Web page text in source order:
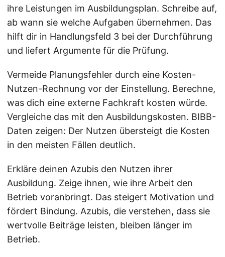
ihre Leistungen im Ausbildungsplan. Schreibe auf,
ab wann sie welche Aufgaben übernehmen. Das
hilft dir in Handlungsfeld 3 bei der Durchführung
und liefert Argumente für die Prüfung.
Vermeide Planungsfehler durch eine Kosten-
Nutzen-Rechnung vor der Einstellung. Berechne,
was dich eine externe Fachkraft kosten würde.
Vergleiche das mit den Ausbildungskosten. BIBB-
Daten zeigen: Der Nutzen übersteigt die Kosten
in den meisten Fällen deutlich.
Erkläre deinen Azubis den Nutzen ihrer
Ausbildung. Zeige ihnen, wie ihre Arbeit den
Betrieb voranbringt. Das steigert Motivation und
fördert Bindung. Azubis, die verstehen, dass sie
wertvolle Beiträge leisten, bleiben länger im
Betrieb.